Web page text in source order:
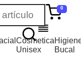
0
Cosmetica
Unisex
Bucal